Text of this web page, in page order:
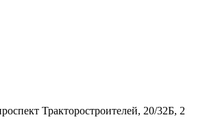
Тракторостроителей, 20/32Б, 2